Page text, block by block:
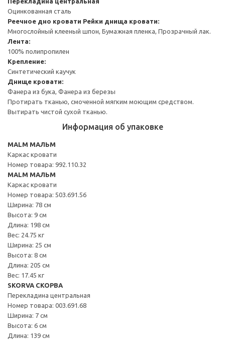
Оцинкованная сталь
Реечное дно кровати Рейки днища кровати:
Многослойный клееный шпон, Бумажная пленка, Прозрачный лак.
Лента:
100% полипропилен
Крепление:
Синтетический каучук
Днище кровати:
Фанера из бука, Фанера из березы
Протирать тканью, смоченной мягким моющим средством.
Вытирать чистой сухой тканью.
Информация об упаковке
MALM МАЛЬМ
Каркас кровати
Номер товара: 992.110.32
MALM МАЛЬМ
Каркас кровати
Номер товара: 503.691.56
Ширина: 78 см
Высота: 9 см
Длина: 198 см
Вес: 24.75 кг
Ширина: 25 см
Высота: 8 см
Длина: 205 см
Вес: 17.45 кг
SKORVA СКОРВА
Перекладина центральная
Номер товара: 003.691.68
Ширина: 7 см
Высота: 6 см
Длина: 139 см